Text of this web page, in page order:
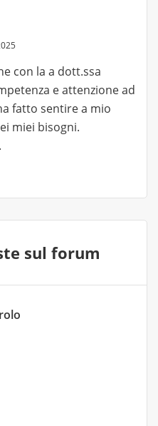
con la a dott.ssa
e attenzione ad
fatto sentire a mio
miei bisogni.
sul forum